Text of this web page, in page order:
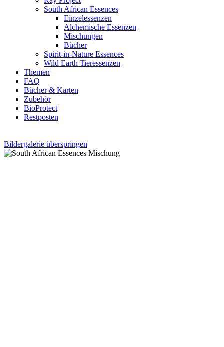
South African Essences
Einzelessenzen
Alchemische Essenzen
Mischungen
Bücher
Spirit-in-Nature Essences
Wild Earth Tieressenzen
Themen
FAQ
Bücher & Karten
Zubehör
BioProtect
Restposten
Bildergalerie überspringen